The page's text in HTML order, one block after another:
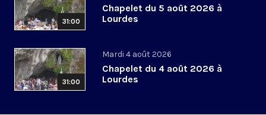
31:00
Chapelet du 5 août 2026 à
Lourdes
31:00
Mardi 4 août 2026
Chapelet du 4 août 2026 à
Lourdes